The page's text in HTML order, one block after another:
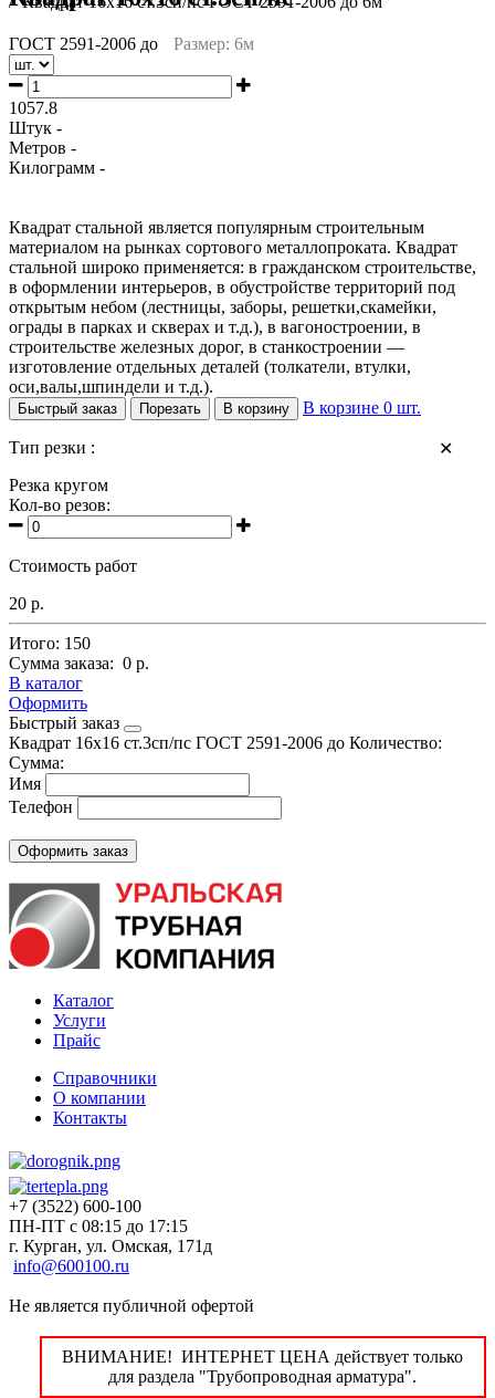
ГОСТ 2591-2006 до Размер: 6м
1057.8
Штук -
Метров -
Килограмм -
Квадрат стальной является популярным строительным
материалом на рынках сортового металлопроката. Квадрат
стальной широко применяется: в гражданском строительстве,
в оформлении интерьеров, в обустройстве территорий под
открытым небом (лестницы, заборы, решетки,скамейки,
ограды в парках и скверах и т.д.), в вагоностроении, в
строительстве железных дорог, в станкостроении —
изготовление отдельных деталей (толкатели, втулки,
оси,валы,шпиндели и т.д.).
Быстрый заказ Порезать В корзину В корзине 0 шт.
✕
Тип резки :
Резка кругом
Кол-во резов:
Стоимость работ
20 р.
Итого: 150
Сумма заказа: 0 р.
В каталог
Оформить
Быстрый заказ
Квадрат 16х16 ст.3сп/пс ГОСТ 2591-2006 до Количество:
Сумма:
Имя
Телефон
Каталог
Услуги
Прайс
Справочники
О компании
Контакты
+7 (3522) 600-100
ПН-ПТ с 08:15 до 17:15
г. Курган, ул. Омская, 171д
info@600100.ru
Не является публичной офертой
ВНИМАНИЕ! ИНТЕРНЕТ ЦЕНА действует только
для раздела "Трубопроводная арматура".